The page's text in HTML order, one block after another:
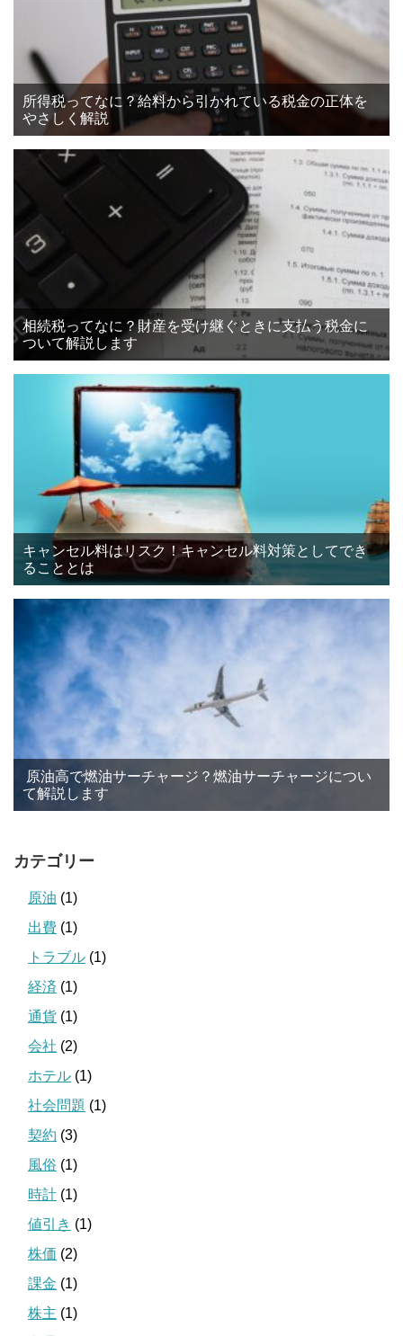
所得税ってなに？給料から引かれている税金の正体を
やさしく解説
相続税ってなに？財産を受け継ぐときに支払う税金に
ついて解説します
キャンセル料はリスク！キャンセル料対策としてでき
ることとは
原油高で燃油サーチャージ？燃油サーチャージについ
て解説します
カテゴリー
原油 (1)
出費 (1)
トラブル (1)
経済 (1)
通貨 (1)
会社 (2)
ホテル (1)
社会問題 (1)
契約 (3)
風俗 (1)
時計 (1)
値引き (1)
株価 (2)
課金 (1)
株主 (1)